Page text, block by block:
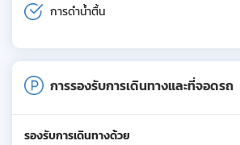
การดำน้ำตื้น
การรองรับการเดินทางและที่จอดรถ
รองรับการเดินทางด้วย